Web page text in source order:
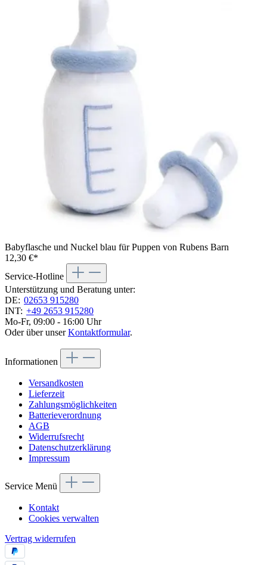
Babyflasche und Nuckel blau für Puppen von Rubens Barn
12,30 €*
Service-Hotline
Unterstützung und Beratung unter:
DE: 02653 915280
INT: +49 2653 915280
Mo-Fr, 09:00 - 16:00 Uhr
Oder über unserKontaktformular.
Informationen
Versandkosten
Lieferzeit
Zahlungsmöglichkeiten
Batterieverordnung
AGB
Widerrufsrecht
Datenschutzerklärung
Impressum
Service Menü
Kontakt
Cookies verwalten
Vertrag widerrufen